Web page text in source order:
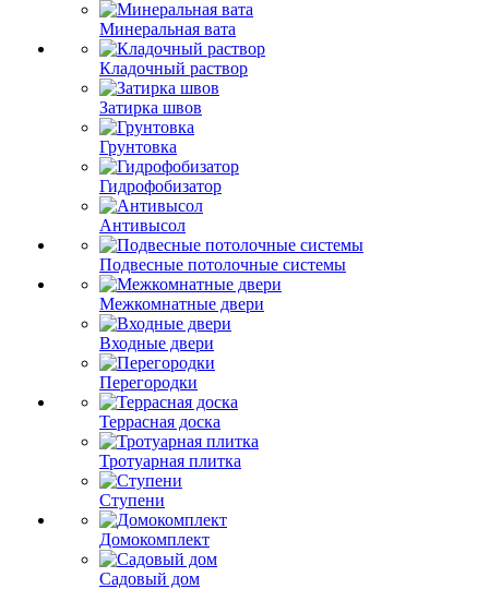
Минеральная вата
Кладочный раствор
Затирка швов
Грунтовка
Гидрофобизатор
Антивысол
Подвесные потолочные системы
Межкомнатные двери
Входные двери
Перегородки
Террасная доска
Тротуарная плитка
Ступени
Домокомплект
Садовый дом